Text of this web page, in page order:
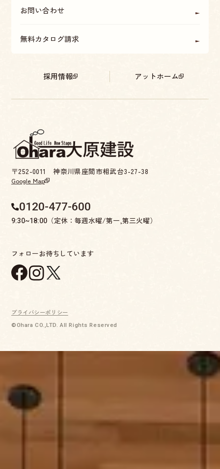
お問い合わせ
無料カタログ請求
採用情報 アットホーム
〒252-0011 神奈川県座間市相武台3-27-38
Google Map
0120-477-600
9:30~18:00（定休：毎週水曜/第一,第三火曜）
フォローお待ちしています
プライバシーポリシー
©Ohara CO.,LTD. All Rights Reserved